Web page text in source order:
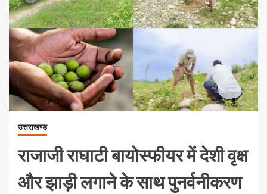
उत्तराखण्ड
राजाजी राघाटी बायोस्फीयर में देशी वृक्ष
और झाड़ी लगाने के साथ पुनर्वनीकरण